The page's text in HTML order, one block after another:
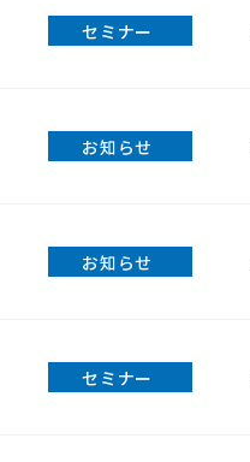
セミナー
お知らせ
お知らせ
セミナー